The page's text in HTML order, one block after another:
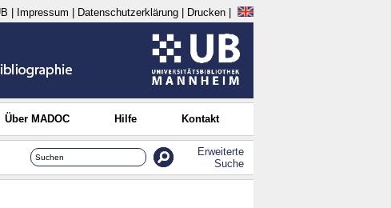
Impressum Datenschutzerklärung Drucken
Über MADOC Hilfe Kontakt
Erweiterte
Suche